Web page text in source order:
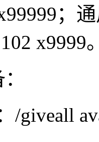
；
x9999
/giveall